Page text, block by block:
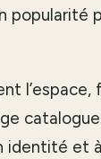
popularité
l’espace,
identité et